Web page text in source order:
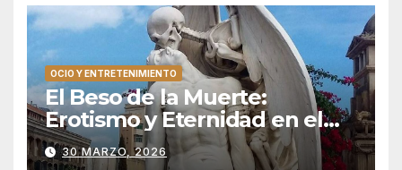
OCIO Y ENTRETENIMIENTO
El Beso de la Muerte:
Erotismo y Eternidad en el
Silencio de Poblenou
30 MARZO, 2026